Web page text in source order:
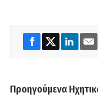
Προηγούμενα